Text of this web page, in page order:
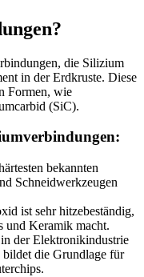
die Silizium
in der Erdkruste. Diese
Formen, wie
(SiC).
bekannten
Schneidwerkzeugen
ist sehr hitzebeständig,
und Keramik macht.
der Elektronikindustrie
die Grundlage für